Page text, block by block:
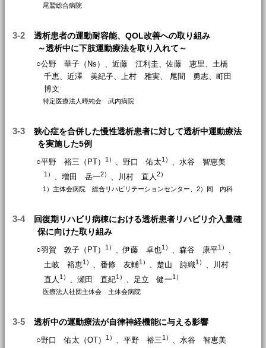
尾鷲総合病院
3-2
透析患者の運動耐容能、QOL改善への取り組み
～透析中に下肢運動療法を取り入れて～
○公野 華子（Ns）、近藤 江利圭、佐藤 恵里、土橋
千恵、近澤 美紀子、上村 雅実、 尾間 勇志、町田
博文
特定医療法人暲純会 武内病院
3-3
狭心症を合併した慢性透析患者に対して透析中運動療法
を実施した5例
○平野 裕三（PT）1） 、野口 佑太1） 、水谷 智恵美
1） 、増田 岳一2） 、川村 直人2）
1）主体会病院 総合リハビリテーションセンター、2）同 内科
3-4
回復期リハビリ病棟における透析患者リハビリ介入量確
保に向けた取り組み
○羽賀 敦子（PT）1） 、伊藤 卓也1） 、森谷 康平1） 、
土岐 裕恵1） 、番條 友輔1） 、楚山 詩織1） 、川村
直人1） 、瀬田 直紀1） 、足立 健一1）
医療法人社団主体会 主体会病院
3-5 透析中の運動療法が自律神経機能に与える影響
○野口 佑太（OT）1） 、平野 裕三1） 、水谷 智恵美